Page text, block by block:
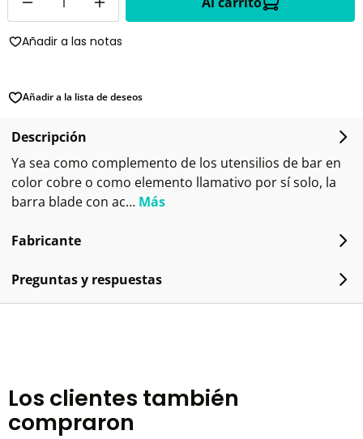
Añadir a las notas
Añadir a la lista de deseos
Descripción
Ya sea como complemento de los utensilios de bar en
color cobre o como elemento llamativo por sí solo, la
barra blade con ac… Más
Fabricante
Preguntas y respuestas
Los clientes también
compraron